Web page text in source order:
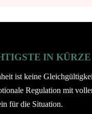
IN KÜRZE
ist keine
Regulation mit
für die Situation.